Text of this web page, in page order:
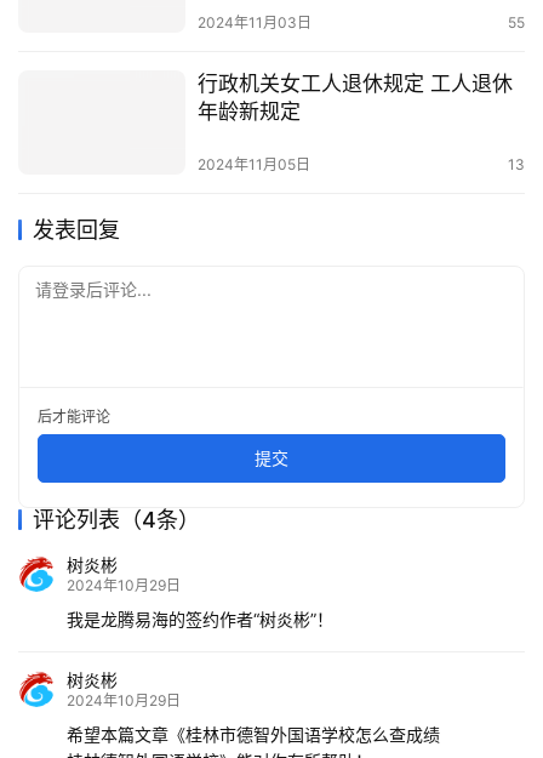
2024年11月03日 55
行政机关女工人退休规定 工人退休
年龄新规定
2024年11月05日 13
发表回复
请登录后评论...
后才能评论
提交
评论列表（4条）
树炎彬
2024年10月29日
我是龙腾易海的签约作者“树炎彬”！
树炎彬
2024年10月29日
希望本篇文章《桂林市德智外国语学校怎么查成绩